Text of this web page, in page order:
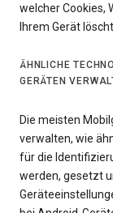
welcher Cookies,
Ihrem Gerät
ÄHNLICHE
GERÄTEN
Die meisten
verwalten, wie
für die
werden, gesetzt